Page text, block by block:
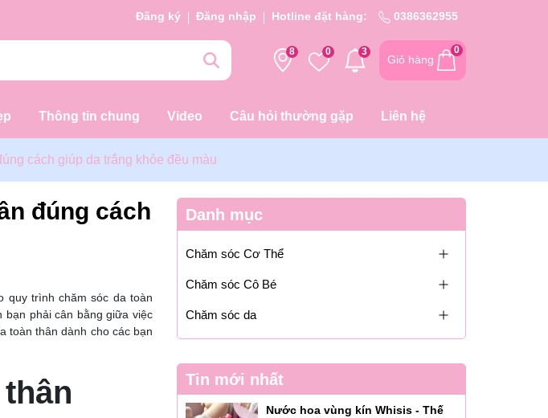
Đăng ký Đăng nhập Hotline đặt hàng: 0386362955
8 0 3
Giỏ hàng
0
Thông tin chung Video Câu hỏi thường gặp Liên hệ
cách giúp da trắng khỏe đều màu
đúng cách
quy trình chăm sóc da toàn
bạn phải cân bằng giữa việc
toàn thân dành cho các bạn
Danh mục
Chăm sóc Cơ Thể
Chăm sóc Cô Bé
Chăm sóc da
Tin mới nhất
Nước hoa vùng kín Whisis - Thế